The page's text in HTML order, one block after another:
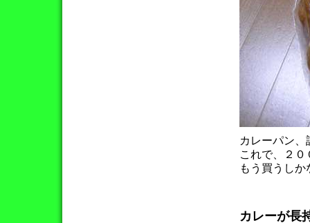
カレーパン、
これで、２
もう買うし
カレーが長